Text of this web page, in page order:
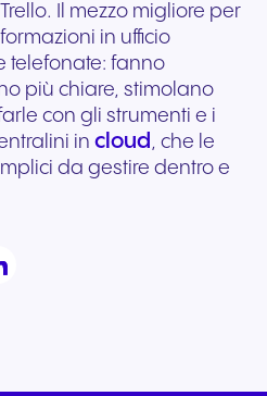
Il mezzo migliore per
in ufficio
telefonate: fanno
più chiare, stimolano
con gli strumenti e i
in cloud , che le
da gestire dentro e